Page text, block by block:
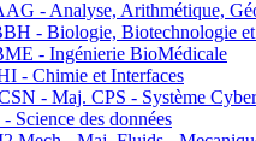
- Analyse, Arithmétique,
- Biologie, Biotechnologie et
- Ingénierie BioMédicale
- Chimie et Interfaces
- Maj. CPS - Système
Science des données